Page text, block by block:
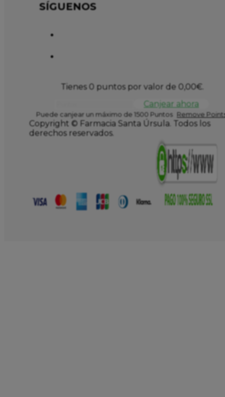
SÍGUENOS
Tienes 0 puntos por valor de 0,00€.
Canjear ahora
Puede canjear un máximo de 1500 Puntos Remove
Copyright © Farmacia Santa Úrsula. Todos los
derechos reservados.